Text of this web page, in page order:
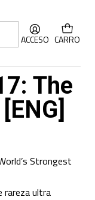
ACCESO CARRO
The
Strongest
rareza ultra